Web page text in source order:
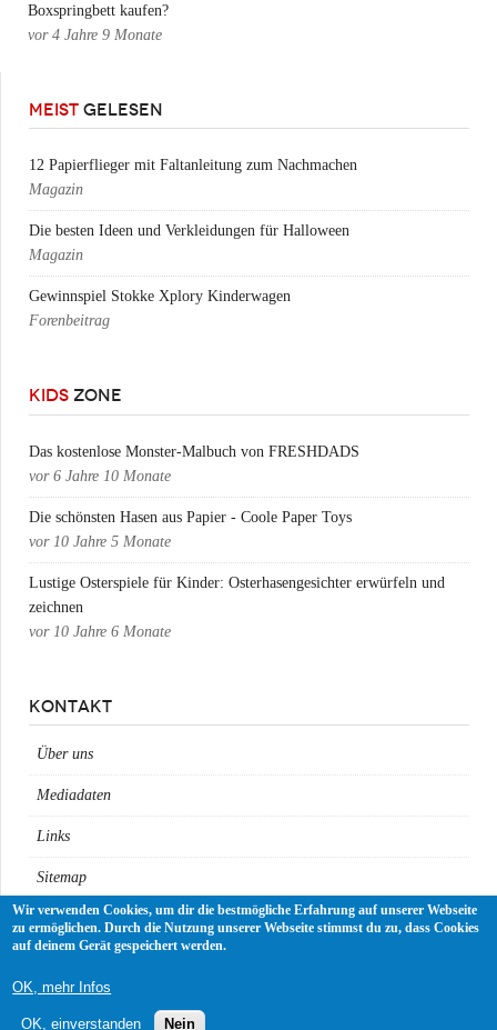
Boxspringbett kaufen?
vor 4 Jahre 9 Monate
MEIST GELESEN
12 Papierflieger mit Faltanleitung zum Nachmachen
Magazin
Die besten Ideen und Verkleidungen für Halloween
Magazin
Gewinnspiel Stokke Xplory Kinderwagen
Forenbeitrag
KIDS ZONE
Das kostenlose Monster-Malbuch von FRESHDADS
vor 6 Jahre 10 Monate
Die schönsten Hasen aus Papier - Coole Paper Toys
vor 10 Jahre 5 Monate
Lustige Osterspiele für Kinder: Osterhasengesichter erwürfeln und
zeichnen
vor 10 Jahre 6 Monate
KONTAKT
Über uns
Mediadaten
Links
Sitemap
Impressum
Wir verwenden Cookies, um dir die bestmögliche Erfahrung auf unserer Webseite
zu ermöglichen. Durch die Nutzung unserer Webseite stimmst du zu, dass Cookies
auf deinem Gerät gespeichert werden.
OK, mehr Infos
OK, einverstanden Nein